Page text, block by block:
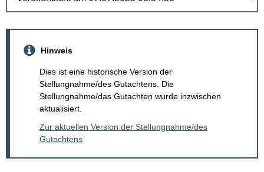
Hinweis
Dies ist eine historische Version der
Stellungnahme/des Gutachtens. Die
Stellungnahme/das Gutachten wurde inzwischen
aktualisiert.
Zur aktuellen Version der Stellungnahme/des
Gutachtens